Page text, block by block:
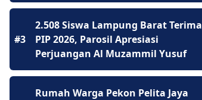
#3
2.508 Siswa Lampung Barat Terima
PIP 2026, Parosil Apresiasi
Perjuangan Al Muzammil Yusuf
Rumah Warga Pekon Pelita Jaya